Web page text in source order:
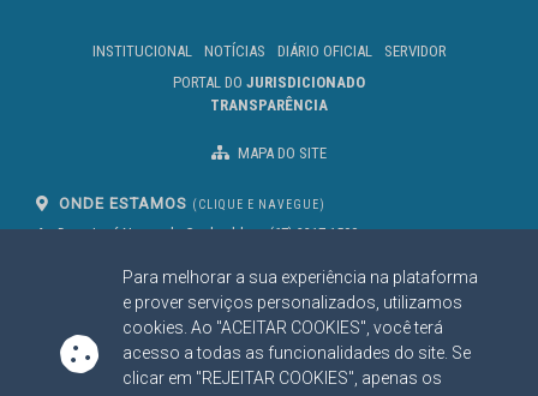
Para melhorar a sua experiência na plataforma
e prover serviços personalizados, utilizamos
cookies. Ao "ACEITAR COOKIES", você terá
acesso a todas as funcionalidades do site. Se
clicar em "REJEITAR COOKIES", apenas os
INSTITUCIONAL NOTÍCIAS DIÁRIO OFICIAL
SERVIDOR
PORTAL DO JURISDICIONADO
TRANSPARÊNCIA
MAPA DO SITE
ONDE ESTAMOS (CLIQUE E NAVEGUE)
Av. Des. José Nunes da Cunha, bloco
Campo Grande/MS
CEP: 79031-310
(67) 3317-1500
SIGA NOSSAS REDES SOCIAIS